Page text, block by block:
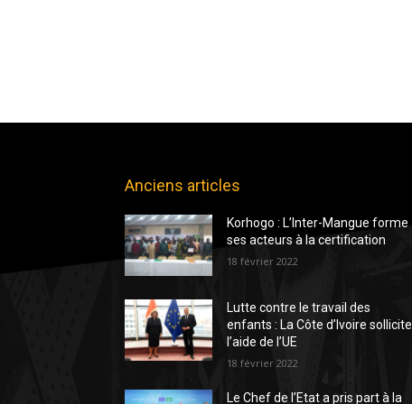
Anciens articles
Korhogo : L’Inter-Mangue forme
ses acteurs à la certification
18 février 2022
Lutte contre le travail des
enfants : La Côte d’Ivoire sollicite
l’aide de l’UE
18 février 2022
Le Chef de l’Etat a pris part à la